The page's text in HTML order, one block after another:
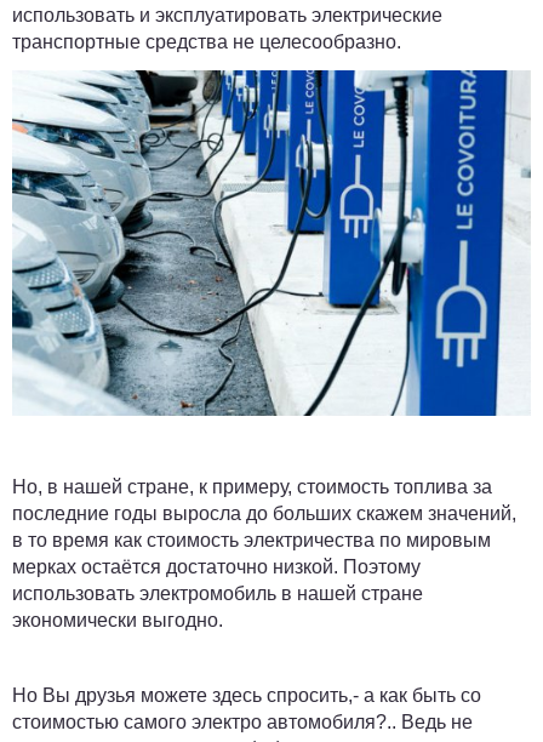
использовать и эксплуатировать электрические
транспортные средства не целесообразно.
Но, в нашей стране, к примеру, стоимость топлива за
последние годы выросла до больших скажем значений,
в то время как стоимость электричества по мировым
мерках остаётся достаточно низкой. Поэтому
использовать электромобиль в нашей стране
экономически выгодно.
Но Вы друзья можете здесь спросить,- а как быть со
стоимостью самого электро автомобиля?.. Ведь не